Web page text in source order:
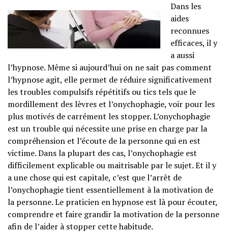
Dans les
aides
reconnues
efficaces, il y
a aussi
l’hypnose. Même si aujourd’hui on ne sait pas comment
l’hypnose agit, elle permet de réduire significativement
les troubles compulsifs répétitifs ou tics tels que le
mordillement des lèvres et l’onychophagie, voir pour les
plus motivés de carrément les stopper. L’onychophagie
est un trouble qui nécessite une prise en charge par la
compréhension et l’écoute de la personne qui en est
victime. Dans la plupart des cas, l’onychophagie est
difficilement explicable ou maitrisable par le sujet. Et il y
a une chose qui est capitale, c’est que l’arrêt de
l’onychophagie tient essentiellement à la motivation de
la personne. Le praticien en hypnose est là pour écouter,
comprendre et faire grandir la motivation de la personne
afin de l’aider à stopper cette habitude.